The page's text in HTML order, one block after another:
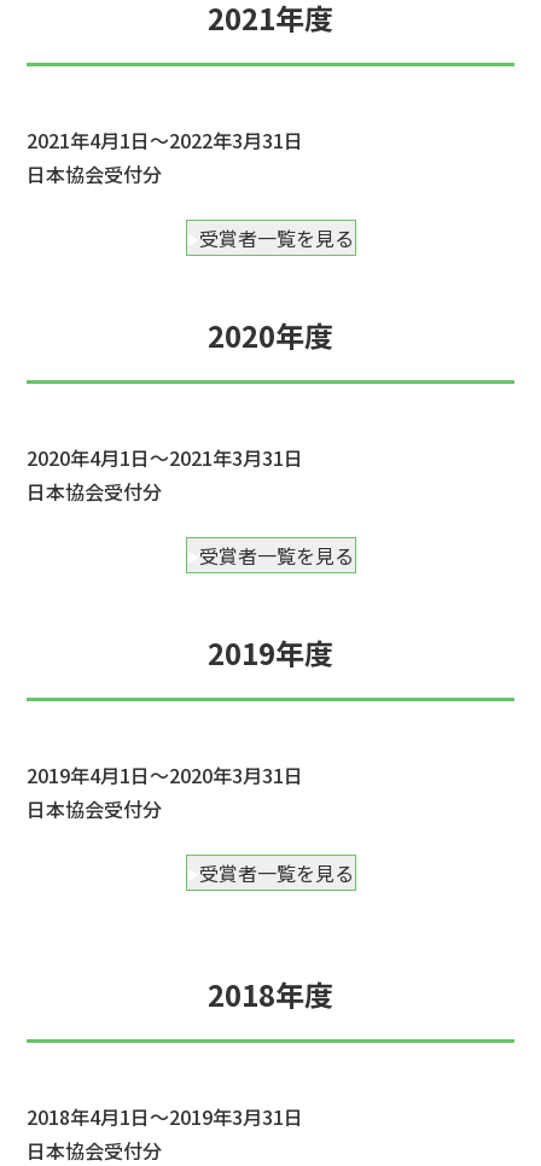
2021年度
2021年4月1日～2022年3月31日
日本協会受付分
受賞者一覧を見る
2020年度
2020年4月1日～2021年3月31日
日本協会受付分
受賞者一覧を見る
2019年度
2019年4月1日～2020年3月31日
日本協会受付分
受賞者一覧を見る
2018年度
2018年4月1日～2019年3月31日
日本協会受付分